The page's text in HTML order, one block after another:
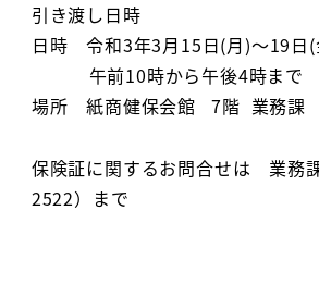
引き渡し日時
日時 令和3年3月15日(月)～19日(
午前10時から午後4時まで
場所 紙商健保会館 7階 業務課
保険証に関するお問合せは 業務
2522）まで